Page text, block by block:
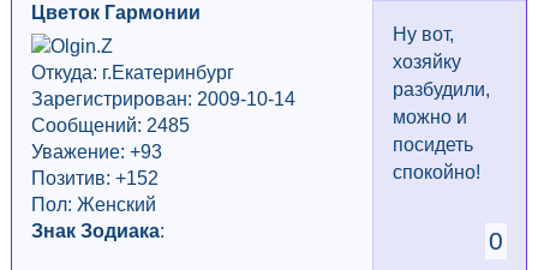
Цветок Гармонии
Откуда: г.Екатеринбург
Зарегистрирован: 2009-10-14
Сообщений: 2485
Уважение: +93
Позитив: +152
Пол: Женский
Знак Зодиака:
Ну вот,
хозяйку
разбудили,
можно и
посидеть
спокойно!
0